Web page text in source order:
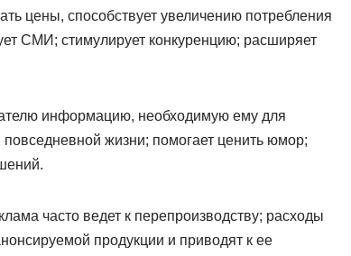
цены, способствует увеличению потребления
СМИ; стимулирует конкуренцию; расширяет
информацию, необходимую ему для
повседневной жизни; помогает ценить юмор;
часто ведет к перепроизводству; расходы
продукции и приводят к ее